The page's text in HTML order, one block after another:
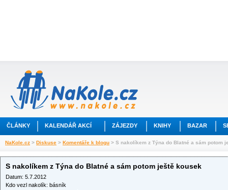
ČLÁNKY KALENDÁŘ AKCÍ ZÁJEZDY KNIHY BAZAR
NaKole.cz > Diskuse > Komentáře k blogu > S nakolíkem z Týna do Blatné a sám potom
S nakolíkem z Týna do Blatné a sám potom ještě kousek
Datum: 5.7.2012
Kdo vezl nakolík: básník